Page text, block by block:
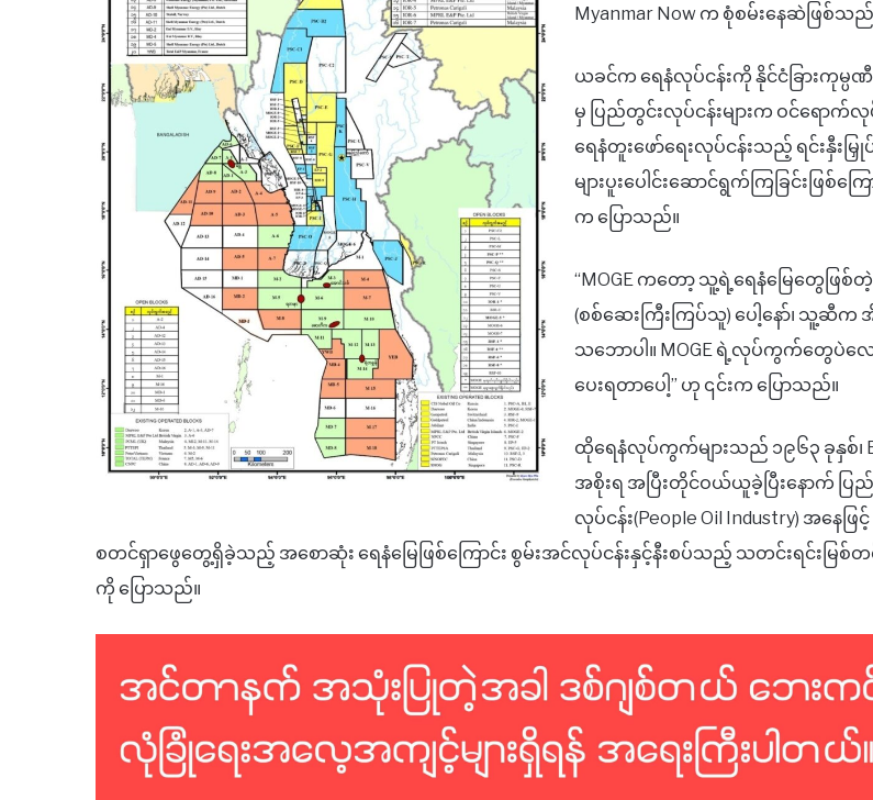
Myanmar Now က စုံစမ်းနေဆဲဖြစ်သည်
ယခင်က ရေနံလုပ်ငန်းကို နိုင်ငံခြားကုမ္
မှ ပြည်တွင်းလုပ်ငန်းများက ဝင်ရောက်လု
ရေနံတူးဖော်ရေးလုပ်ငန်းသည့် ရင်းနှီးမြှု
များပူးပေါင်းဆောင်ရွက်ကြခြင်းဖြစ်
က ပြောသည်။
“MOGE ကတော့ သူ့ရဲ့ရေနံမြေတွေဖြ
(စစ်ဆေးကြီးကြပ်သူ) ပေါ့နော်၊ သူ့ဆီက အိ
သဘောပါ။ MOGE ရဲ့လုပ်ကွက်တွေပဲ
ပေးရတာပေါ့” ဟု ၎င်းက ပြောသည်။
ထိုရေနံလုပ်ကွက်များသည် ၁၉၆၃ ခုနှစ်၊
အစိုးရ အပြီးတိုင်ဝယ်ယူခဲ့ပြီးနောက် ပြ
လုပ်ငန်း(People Oil Industry) အနေဖြင့်
စတင်ရှာဖွေတွေ့ရှိခဲ့သည့် အစောဆုံး ရေနံမြေဖြစ်ကြောင်း စွမ်းအင်လုပ်ငန်းနှင့်နီးစပ်သည့် သတင်းရင်းမြစ်တ
ကို ပြောသည်။